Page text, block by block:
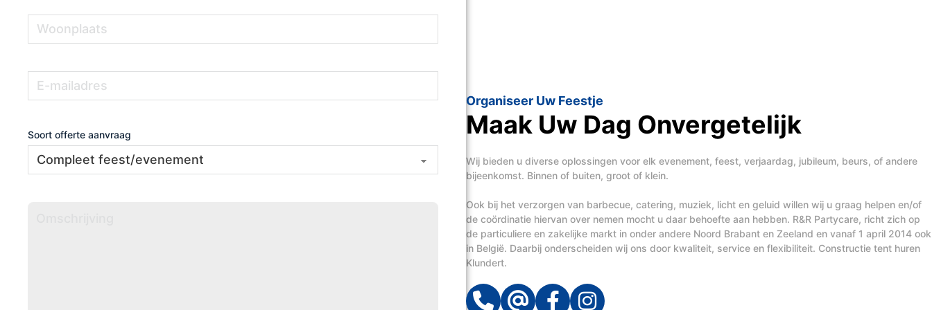
mailadres
Soort offerte aanvraag
Organiseer Uw Feestje
Maak Uw Dag Onvergetelijk
Wij bieden u diverse oplossingen voor elk evenement, feest, verjaardag, jubileum, beurs, of andere
bijeenkomst. Binnen of buiten, groot of klein.
Ook bij het verzorgen van barbecue, catering, muziek, licht en geluid willen wij u graag helpen en/of
de coördinatie hiervan over nemen mocht u daar behoefte aan hebben. R&R Partycare, richt zich op
de particuliere en zakelijke markt in onder andere Noord Brabant en Zeeland en vanaf 1 april 2014 ook
in België. Daarbij onderscheiden wij ons door kwaliteit, service en flexibiliteit. Constructie tent huren
Klundert.